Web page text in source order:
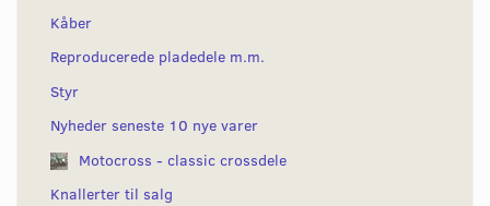
Kåber
Reproducerede pladedele m.m.
Styr
Nyheder seneste 10 nye varer
Motocross - classic crossdele
Knallerter til salg